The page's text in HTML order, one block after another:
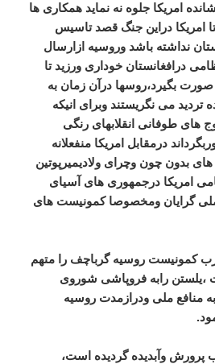
امریکا جلوه نه نماید همکاری ها
امریکا دراین جنگ قصد تاسیس
نداشته باشد وروسیه ازارسال
درافغانستان خوداری ورزید تا
صورت بگیرد،روسها درآن زمان به
تردید می نگریستند وبرای انیکه
های طوفانی انقلابهای رنگی
درمقابل امریکا منفعلانه
بدون چون وچرای ولادیمیرپوتین
امریکا درجمهوری های آسیای
گرایان ومخصوصا کمونیست های
کمونیست روسیه گرباچف را متهم
،یلستن رابه فروپاشی شوروی
منافع ملی ودرازمدت روسیه
پرورش وآبدیده گردیده است،